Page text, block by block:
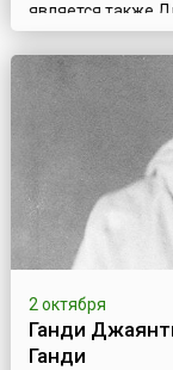
является также
Den české
праздник.
депутатов в
Драгомиры, был
2 октября
Ганди
Ганди